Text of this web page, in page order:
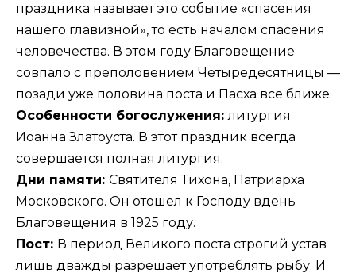
праздника называет это событие «спасения
нашего главизной», то есть началом спасения
человечества. В этом году Благовещение
совпало с преполовением Четыредесятницы —
позади уже половина поста и Пасха все ближе.
Особенности богослужения:литургия
Иоанна Златоуста. В этот праздник всегда
совершается полная литургия.
Дни памяти: Святителя Тихона, Патриарха
Московского. Он отошел к Господу вдень
Благовещения в 1925 году.
Пост: В период Великого поста строгий устав
лишь дважды разрешает употреблять рыбу. И